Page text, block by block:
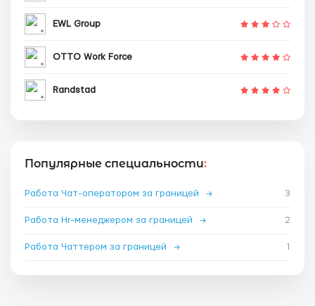
EWL Group
OTTO Work Force
Randstad
Популярные специальности:
Работа Чат-оператором за границей → 3
Работа Hr-менеджером за границей → 2
Работа Чаттером за границей → 1